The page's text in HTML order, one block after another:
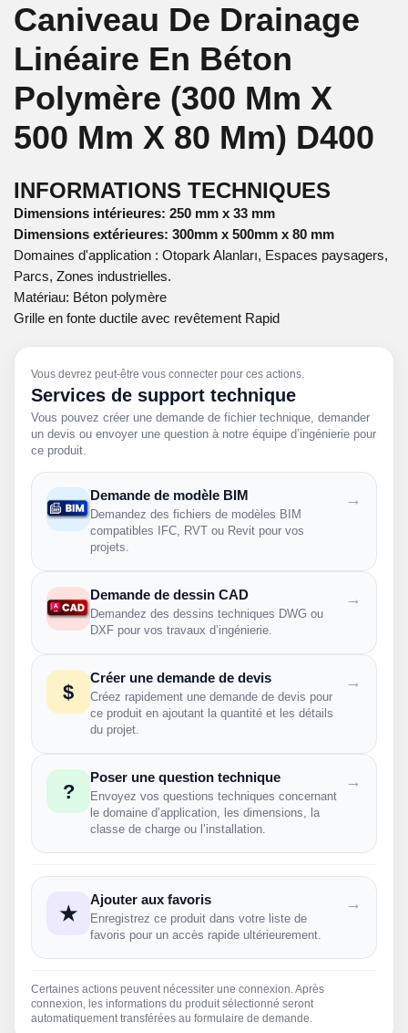
Caniveau De Drainage
Linéaire En Béton
Polymère (300 Mm X
500 Mm X 80 Mm) D400
INFORMATIONS TECHNIQUES
Dimensions intérieures: 250 mm x 33 mm
Dimensions extérieures: 300mm x 500mm x 80 mm
Domaines d'application : Otopark Alanları, Espaces paysagers,
Parcs, Zones industrielles.
Matériau: Béton polymère
Grille en fonte ductile avec revêtement Rapid
Vous devrez peut-être vous connecter pour ces actions.
Services de support technique
Vous pouvez créer une demande de fichier technique, demander
un devis ou envoyer une question à notre équipe d’ingénierie pour
ce produit.
Demande de modèle BIM
Demandez des fichiers de modèles BIM
compatibles IFC, RVT ou Revit pour vos
projets.
→
Demande de dessin CAD
Demandez des dessins techniques DWG ou
DXF pour vos travaux d’ingénierie.
→
$
Créer une demande de devis
Créez rapidement une demande de devis pour
ce produit en ajoutant la quantité et les détails
du projet.
→
?
Poser une question technique
Envoyez vos questions techniques concernant
le domaine d’application, les dimensions, la
classe de charge ou l’installation.
→
★
Ajouter aux favoris
Enregistrez ce produit dans votre liste de
favoris pour un accès rapide ultérieurement.
→
Certaines actions peuvent nécessiter une connexion. Après
connexion, les informations du produit sélectionné seront
automatiquement transférées au formulaire de demande.